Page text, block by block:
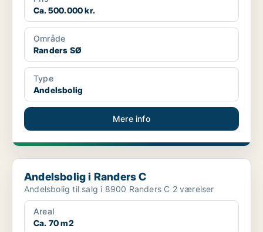
Ca. 500.000 kr.
Område
Randers SØ
Type
Andelsbolig
Mere info
Andelsbolig i Randers C
Andelsbolig i Randers C
Andelsbolig til salg i 8900 Randers C 2 værelser
Areal
Ca. 70 m2